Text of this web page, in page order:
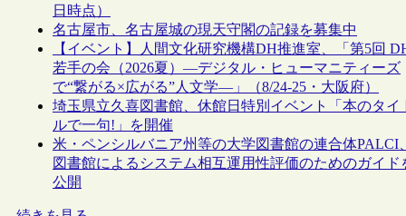
日時点）
名古屋市、名古屋城の現天守閣の記録を募集中
【イベント】人間文化研究機構DH推進室、「第5回
若手の会（2026夏）―デジタル・ヒューマニティーズ
で“繋がる×広がる”人文学―」（8/24-25・大阪府）
埼玉県立久喜図書館、休館日特別イベント「本のタイ
ルで一句!」を開催
米・ペンシルバニア州等の大学図書館の連合体PALCI、
図書館によるシステム相互運用性評価のためのガイド
公開